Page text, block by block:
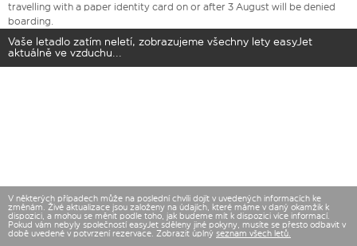
travelling with a paper identity card on or after 3 August will be denied
boarding.
Vaše letadlo zatím neletí, zobrazujeme všechny lety easyJet
aktuálně ve vzduchu...
V některých případech může na poslední chvíli dojít v uvedených informacích ke
změnám. Živé aktualizace jsou založeny na údajích, které máme v daný okamžik k
dispozici, a mohou se měnit podle toho, jak budeme mít k dispozici více informací.
Pokud vám nebyly společností easyJet sděleny jiné pokyny, musíte se přesto odbavit v
době uvedené v potvrzení rezervace. Zobrazit úplný seznam všech letů.